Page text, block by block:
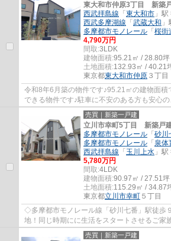
東大和市仲原3丁目 新築戸
西武拝島線 「 東大和市 」
西武多摩湖線 「 武蔵大和
多摩都市モノレール 「 桜街
4,790万円
間取:3LDK
建物面積:95.21㎡ / 28.80坪
土地面積:132.93㎡ / 40.21
東京都東大和市仲原 ３丁目
令和8年6月築の物件です♪95.21㎡の建物面
できる物件です♪駐車に不安のある方も安心
西武拝島線東大和市周辺で戸建てをお求めな
売買｜新築一戸建
立川市幸町5丁目 新築戸
多摩都市モノレール 「 砂川
多摩都市モノレール 「 泉体
西武拝島線 「 玉川上水 」
5,780万円
間取:4LDK
建物面積:90.97㎡ / 27.51坪
土地面積:115.29㎡ / 34.87
東京都立川市幸町 ５丁目
◇多摩都市モノレール線「砂川七番」駅徒歩
地！同じ時期にに生活をスタートさせるご家
な4LDK+並列駐車2台分！ ◇前面道路幅6.0m
売買｜新築一戸建